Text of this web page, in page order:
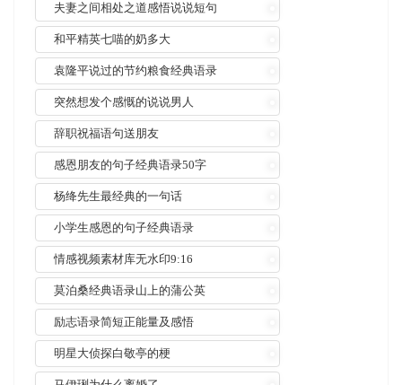
夫妻之间相处之道感悟说说短句
和平精英七喵的奶多大
袁隆平说过的节约粮食经典语录
突然想发个感慨的说说男人
辞职祝福语句送朋友
感恩朋友的句子经典语录50字
杨绛先生最经典的一句话
小学生感恩的句子经典语录
情感视频素材库无水印9:16
莫泊桑经典语录山上的蒲公英
励志语录简短正能量及感悟
明星大侦探白敬亭的梗